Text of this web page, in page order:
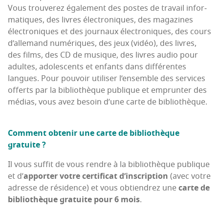
Vous trou­ve­rez éga­le­ment des postes de tra­vail infor­
ma­tiques, des livres élec­tro­niques, des maga­zines
élec­tro­niques et des jour­naux élec­tro­niques, des cours
d’al­le­mand numé­riques, des jeux (vidéo), des livres,
des films, des CD de musique, des livres audio pour
adultes, ado­les­cents et enfants dans dif­fé­rentes
langues. Pour pou­voir uti­li­ser l’en­semble des ser­vices
offerts par la biblio­thèque publique et emprun­ter des
médias, vous avez besoin d’une carte de bibliothèque.
Com­ment obte­nir une carte de biblio­thèque
gratuite ?
Il vous suf­fit de vous rendre à la biblio­thèque publique
et d’appor­ter votre cer­ti­fi­cat d’ins­crip­tion (avec votre
adresse de rési­dence) et vous obtien­drez unecarte de
biblio­thèque gra­tuite pour 6 mois.